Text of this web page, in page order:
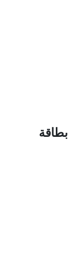
بطاقة